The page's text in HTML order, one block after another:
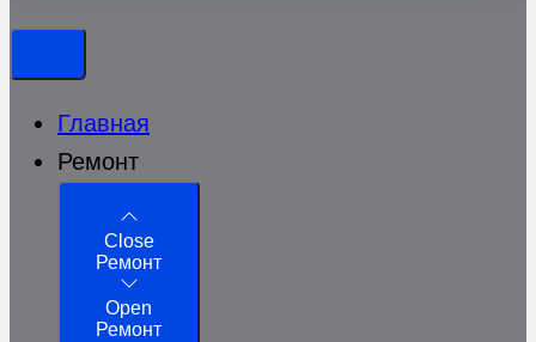
Главная
Ремонт
Close
Ремонт
Open
Ремонт